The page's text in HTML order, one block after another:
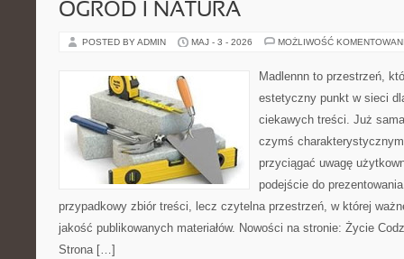
OGRÓD I NATURA
POSTED BY ADMIN MAJ - 3 - 2026 MOŻLIWOŚĆ
Madlennn to przestrzeń,
estetyczny punkt w sieci
ciekawych treści. Już
czymś
przyciągać uwagę
podejście do
przypadkowy zbiór treści, lecz czytelna przestrzeń, w której
jakość publikowanych materiałów. Nowości na stronie: Życie
Strona […]